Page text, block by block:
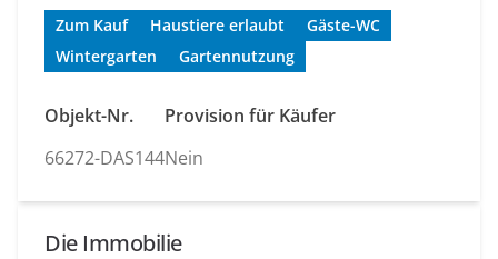
Zum Kauf Haustiere erlaubt
Gäste-WC
Wintergarten
Gartennutzung
Objekt-Nr.
66272-DAS144
Provision für Käufer
Nein
Die Immobilie